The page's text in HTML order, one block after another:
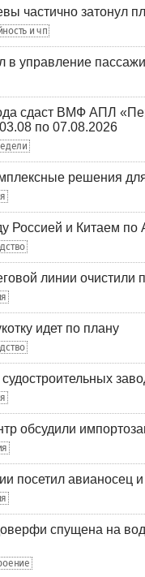
частично затонул
и чп
в управление
сдаст ВМФ АПЛ
по 07.08.2026
решения
Россией и Китаем по
линии
идет по плану
обсудили
посетил
спущена на